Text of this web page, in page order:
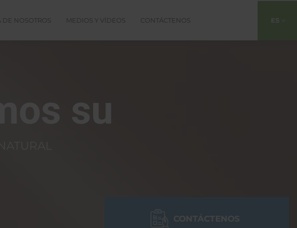
su
CONTÁCTENOS
DE NOSOTROS MEDIOS Y VÍDEOS CONTÁCTENOS ES